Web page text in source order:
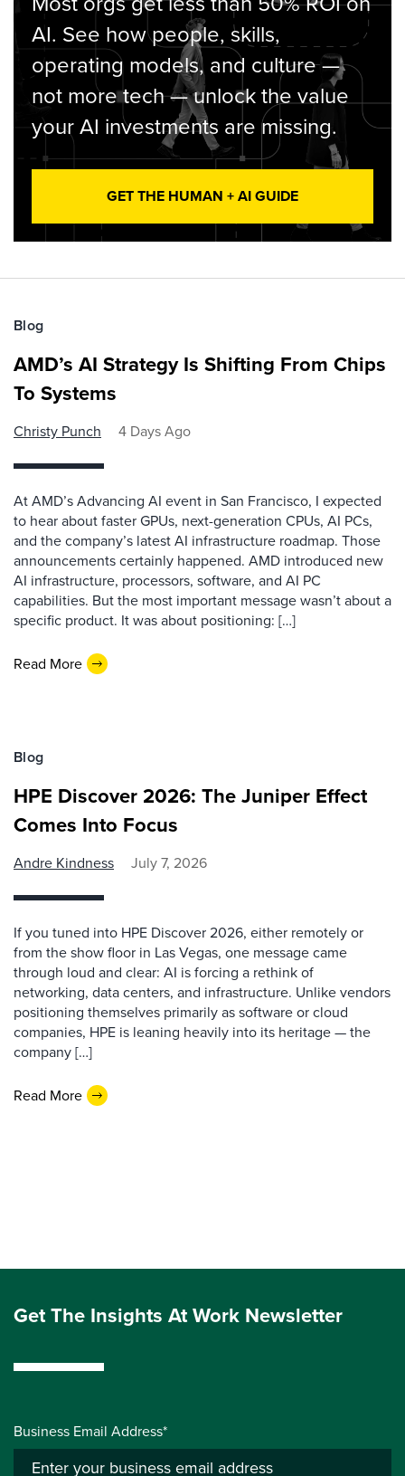
AI. See how people, skills,
operating models, and culture —
not more tech — unlock the value
your AI investments are missing.
GET THE HUMAN + AI GUIDE
Blog
AMD’s AI Strategy Is Shifting From Chips
To Systems
Christy Punch 4 Days Ago
At AMD’s Advancing AI event in San Francisco, I expected
to hear about faster GPUs, next-generation CPUs, AI PCs,
and the company’s latest AI infrastructure roadmap. Those
announcements certainly happened. AMD introduced new
AI infrastructure, processors, software, and AI PC
capabilities. But the most important message wasn’t about a
specific product. It was about positioning: […]
Read More
Blog
HPE Discover 2026: The Juniper Effect
Comes Into Focus
Andre Kindness July 7, 2026
If you tuned into HPE Discover 2026, either remotely or
from the show floor in Las Vegas, one message came
through loud and clear: AI is forcing a rethink of
networking, data centers, and infrastructure. Unlike vendors
positioning themselves primarily as software or cloud
companies, HPE is leaning heavily into its heritage — the
company […]
Read More
Get The Insights At Work Newsletter
Business Email Address*